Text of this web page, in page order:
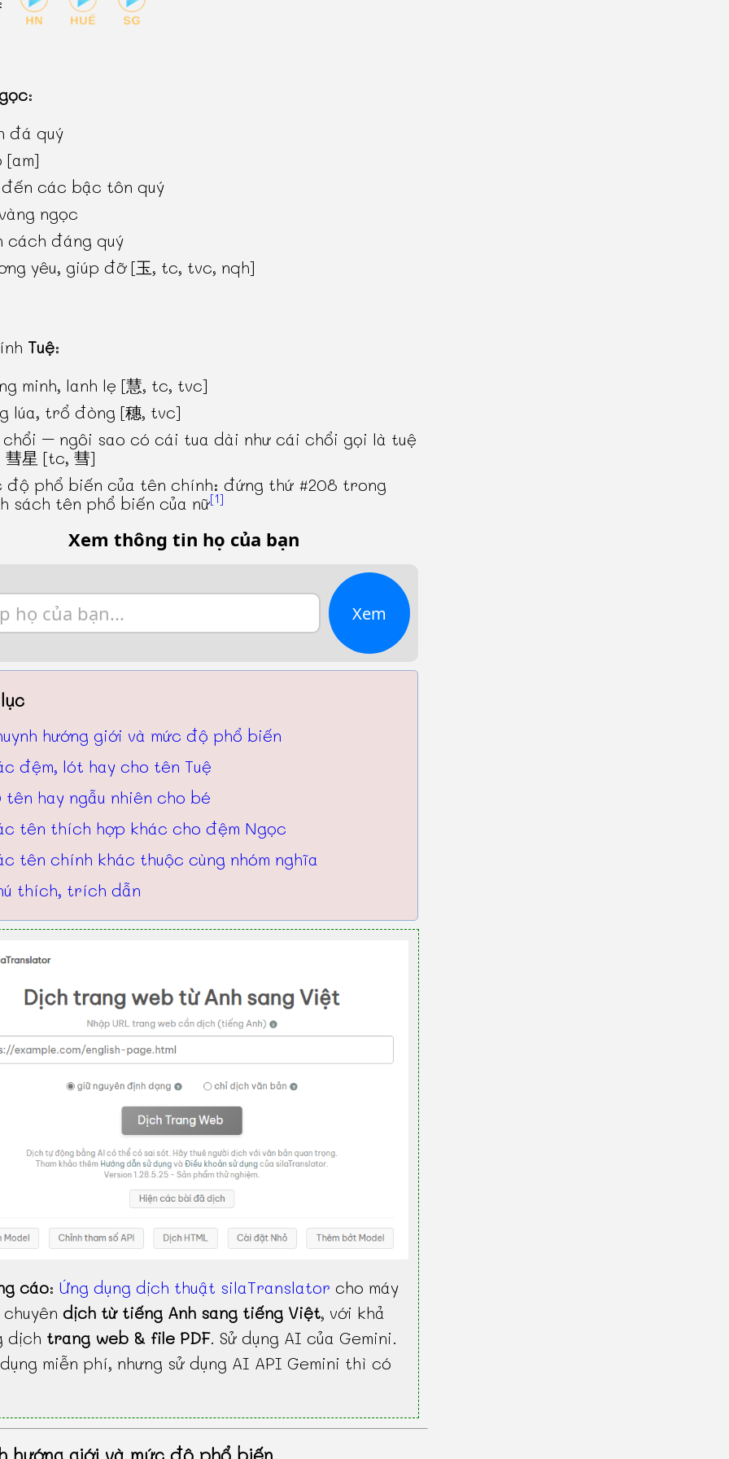
:
đá quý
[am]
các bậc tôn quý
ngọc
cách đáng quý
yêu, giúp đỡ [玉, tc, tvc, nqh]
Tuệ:
minh, lanh lẹ [慧, tc, tvc]
lúa, trổ đòng [穗, tvc]
chổi – ngôi sao có cái tua dài như cái chổi gọi là tuệ
星 [tc, 彗]
độ phổ biến của tên chính: đứng thứ #208 trong
sách tên phổ biến của nữ[1]
Xem thông tin họ của bạn
Xem
hướng giới và mức độ phổ biến
đệm, lót hay cho tên Tuệ
tên hay ngẫu nhiên cho bé
tên thích hợp khác cho đệm Ngọc
tên chính khác thuộc cùng nhóm nghĩa
thích, trích dẫn
cáo: Ứng dụng dịch thuật silaTranslator cho máy
dịch từ tiếng Anh sang tiếng Việt, với khả
dịch trang web & file PDF. Sử dụng AI của Gemini.
miễn phí, nhưng sử dụng AI API Gemini thì có